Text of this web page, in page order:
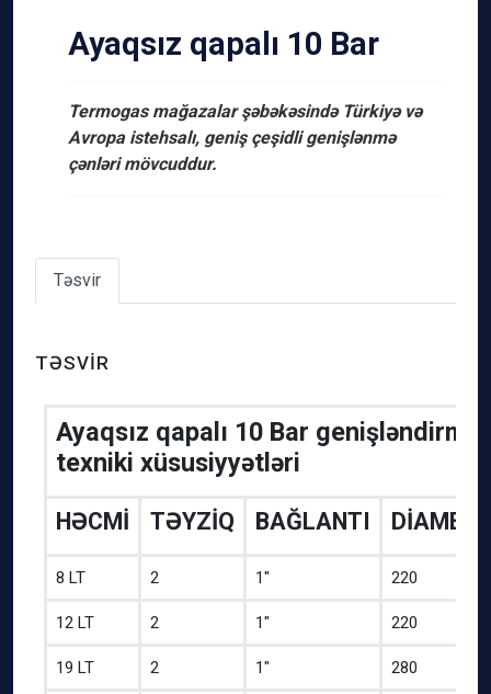
Ayaqsız qapalı 10 Bar
Termogas mağazalar şəbəkəsində Türkiyə və
Avropa istehsalı, geniş çeşidli genişlənmə
çənləri mövcuddur.
Təsvir
TƏSVIR
Ayaqsız qapalı 10 Bar
texniki xüsusiyyətləri
HƏCMİ TƏYZİQ BAĞLANTI DİAMETR
8 LT 2 1″ 220
12 LT 2 1″ 220
19 LT 2 1″ 280